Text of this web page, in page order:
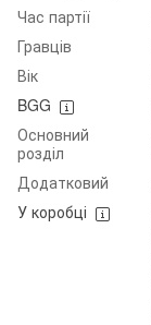
Час партії
Гравців
Вік
BGG
Основний
розділ
Додатковий
У коробці